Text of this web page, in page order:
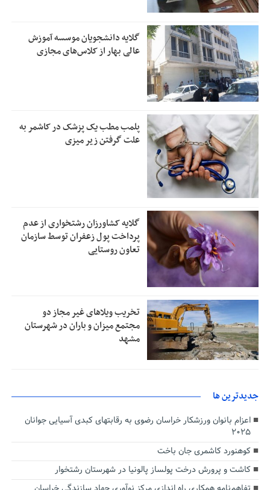
گلایه دانشجویان موسسه آموزش
عالی بهار از کلاس‌های مجازی
پلمب مطب یک پزشک در کاشمر به
علت گرفتن زیر میزی
گلایه کشاورزان رشتخواری از عدم
پرداخت پول زعفران توسط سازمان
تعاون روستایی
تخریب ویلاهای غیر مجاز دو
مجتمع میزان و باران در شهرستان
مشهد
جديدترين ها
اعزام بانوان ورزشکار خراسان رضوی به رقابتهای کبدی آسیایی جوانان
۲۰۲۵
کوهنورد کاشمری جان باخت
کاشت و پرورش درخت پولساز پالونیا در شهرستان رشتخوار